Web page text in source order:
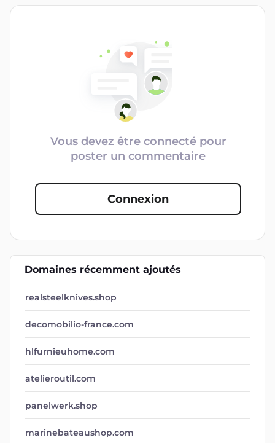
Vous devez être connecté pour
poster un commentaire
Connexion
Domaines récemment ajoutés
realsteelknives.shop
decomobilio-france.com
hlfurnieuhome.com
atelieroutil.com
panelwerk.shop
marinebateaushop.com